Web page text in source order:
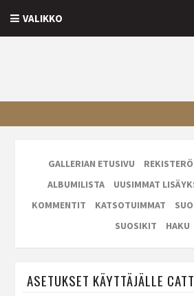
VALIKKO
GALLERIAN ETUSIVU
ALBUMILISTA
UUSIMMAT
KOMMENTIT
KATSOTUIMMAT
SUOSIKIT
HAKU
ASETUKSET KÄYTTÄJÄLLE